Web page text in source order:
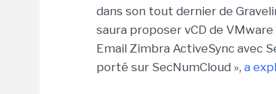
dans son tout dernier de
saura proposer vCD de
Email Zimbra ActiveSync avec
porté sur SecNumCloud », a